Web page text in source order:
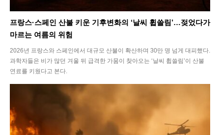
프랑스·스페인 산불 키운 기후변화의 ‘날씨 휩쓸림’…젖었다가
마르는 여름의 위험
2026년 프랑스와 스페인에서 대규모 산불이 확산하며 30만 명 넘게 대피했다.
과학자들은 비가 많던 겨울 뒤 급격한 가뭄이 찾아오는 ‘날씨 휩쓸림’이 산불
연료를 키웠다고 본다.